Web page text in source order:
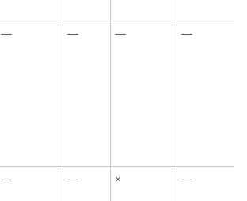
— — — —
— — × —